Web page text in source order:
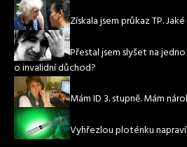
Získala jsem průkaz TP.
Přestal jsem slyšet na
o invalidní důchod?
Mám ID 3. stupně. Mám
Vyhřezlou ploténku